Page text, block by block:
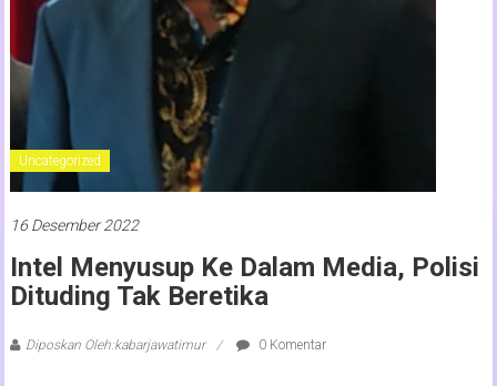
Uncategorized
16 Desember 2022
Intel Menyusup Ke Dalam Media, Polisi
Dituding Tak Beretika
Diposkan Oleh:kabarjawatimur 0 Komentar